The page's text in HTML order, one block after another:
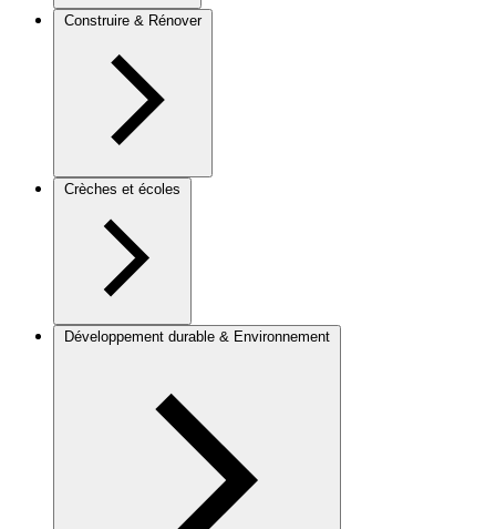
Construire & Rénover
Crèches et écoles
Développement durable & Environnement